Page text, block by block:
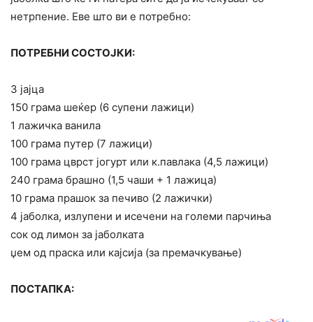
нетрпение. Еве што ви е потребно:
ПОТРЕБНИ СОСТОЈКИ:
3 јајца
150 грама шеќер (6 супени лажици)
1 лажичка ванила
100 грама путер (7 лажици)
100 грама цврст јогурт или к.павлака (4,5 лажици)
240 грама брашно (1,5 чаши + 1 лажица)
10 грама прашок за печиво (2 лажички)
4 јаболка, излупени и исечени на големи парчиња
сок од лимон за јаболката
џем од праска или кајсија (за премачкување)
ПОСТАПКА: